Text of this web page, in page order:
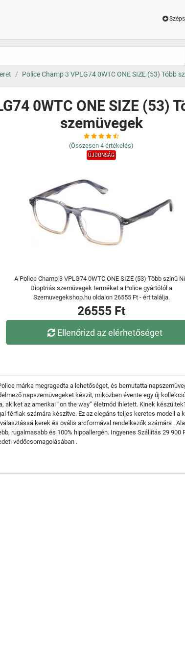
Police Champ 3 VPLG74 0WTC ONE SIZE (53) Több
0WTC ONE SIZE (53)
szemüvegek
(Összesen 4 értékelés)
ÚJDONSÁG
A Police Champ 3 VPLG74 0WTC ONE SIZE (53) Több színű
Dioptriás szemüvegek terméket a Police gyártótól a
Szemuvegekshop.hu oldalon 26555 Ft - ért találja.
26555 Ft
Ellenőrizd az elérhetőséget
márka megragadta a lehetőséget, és bemutatta
napszemüvegeket készít, miközben évente egy új
az amerikai ”on the way” életmód ihletett. Kinek
férfiak számára készítve. Ez az elegáns teljes keretes modell
kerek és ovális arcformával rendelkezők számára .
rugalmasabb és 100% hipoallergén. Ingyenes Szállítás 29 900
védőcsomagolásában .